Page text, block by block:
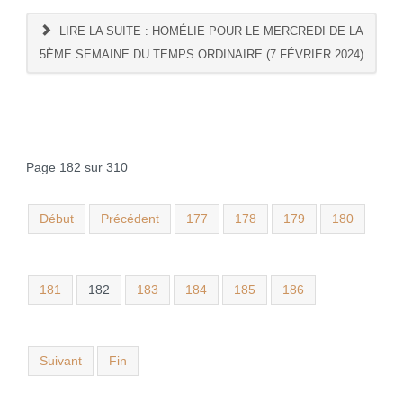
LIRE LA SUITE : HOMÉLIE POUR LE MERCREDI DE LA
5ÈME SEMAINE DU TEMPS ORDINAIRE (7 FÉVRIER 2024)
Page 182 sur 310
Début Précédent 177 178 179 180
181 182 183 184 185 186
Suivant Fin